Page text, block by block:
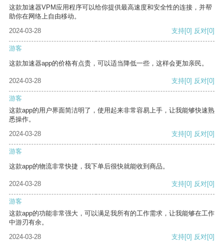
这款加速器VPM应用程序可以给你提供最高速度和安全性的连接，并帮
助你在网络上自由移动。
2024-03-28
支持[0] 反对[0]
游客
这款加速器app的价格有点贵，可以适当降低一些，这样会更加亲民。
2024-03-28 支持[0] 反对[0]
游客
这款app的用户界面简洁明了，使用起来非常容易上手，让我能够快速熟
悉操作。
2024-03-28
支持[0] 反对[0]
游客
这款app的物流非常快捷，我下单后很快就能收到商品。
2024-03-28 支持[0] 反对[0]
游客
这款app的功能非常强大，可以满足我所有的工作需求，让我能够在工作
中游刃有余。
2024-03-28
支持[0] 反对[0]